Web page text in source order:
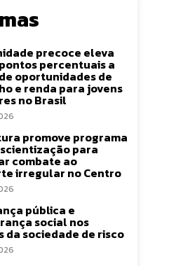
precoce eleva
percentuais a
oportunidades de
e renda para jovens
no Brasil
promove programa
para
combate ao
irregular no Centro
pública e
social nos
da sociedade de risco